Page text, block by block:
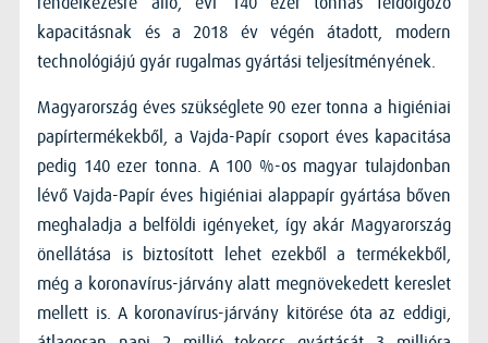
kapacitásnak és a 2018 év végén átadott, modern
technológiájú gyár rugalmas gyártási teljesítményének.
Magyarország éves szükséglete 90 ezer tonna a higiéniai
papírtermékekből, a Vajda-Papír csoport éves kapacitása
pedig 140 ezer tonna. A 100 %-os magyar tulajdonban
lévő Vajda-Papír éves higiéniai alappapír gyártása bőven
meghaladja a belföldi igényeket, így akár Magyarország
önellátása is biztosított lehet ezekből a termékekből,
még a koronavírus-járvány alatt megnövekedett kereslet
mellett is. A koronavírus-járvány kitörése óta az eddigi,